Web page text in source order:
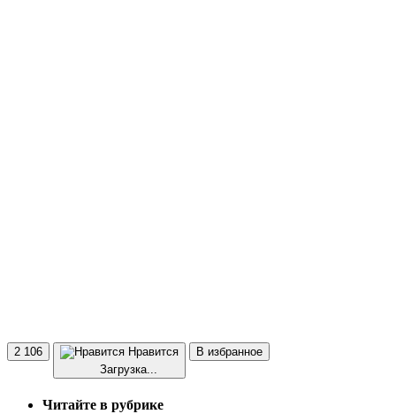
2 106
Нравится
Загрузка...
В избранное
Читайте в рубрике